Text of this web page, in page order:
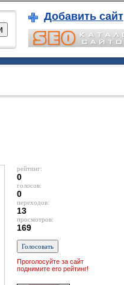
Добавить сайт
рейтинг:
0
голосов:
0
переходов:
13
просмотров:
169
Проголосуйте за сайт
поднимите его рейтинг!